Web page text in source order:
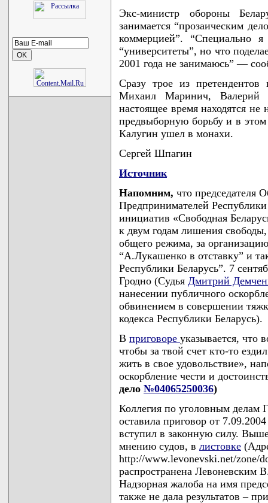
Экс-министр обороны
занимается “прозаическим
коммерцией”. “Специально
“университеты”, но что
2001 года не занимаюсь” —
Сразу трое из
Михаил Маринич,
настоящее время находятся
предвыборную борьбу и в
Калугин ушел в монахи.
Сергей Шпагин
Источник
Напомним, что председателя
Предпринимателей
инициатив «Свободная
к двум годам лишения
общего режима, за
“А.Лукашенко в отставку” и
Республики Беларусь”. 7
Гродно (Судья Дмитрий
нанесении публичного
обвинением в совершении
кодекса Республики Беларусь).
В приговоре указывается, что
чтобы за твой счет кто-то
жить в свое удовольствие»,
оскорбление чести и
дело №04065250036)
Коллегия по уголовным делам
оставила приговор от
вступил в законную силу.
мнению судов, в листовке
http://www.levonevski.net/zone/
распространена Левоневским
Надзорная жалоба на имя
также не дала результатов –